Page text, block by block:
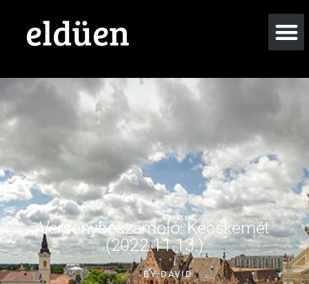
eldüen
Versenybeszámoló: Kecskemét
(2022.11.13.)
BYDÁVID